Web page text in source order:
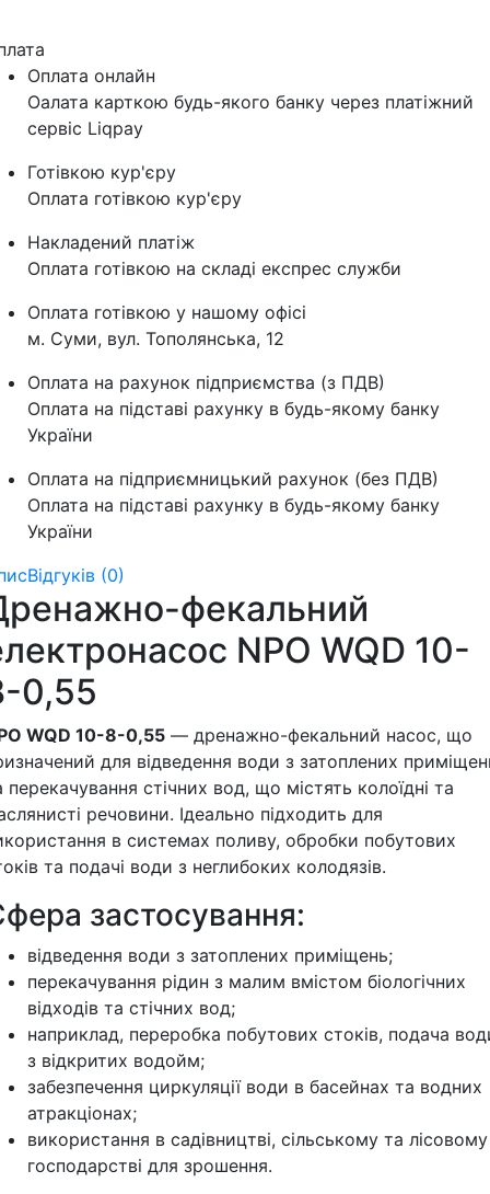
Оплата онлайн
Оалата карткою будь-якого банку через платіжний
сервіс Liqpay
Готівкою кур'єру
Оплата готівкою кур'єру
Накладений платіж
Оплата готівкою на складі експрес служби
Оплата готівкою у нашому офісі
м. Суми, вул. Тополянська, 12
Оплата на рахунок підприємства (з ПДВ)
Оплата на підставі рахунку в будь-якому банку
України
Оплата на підприємницький рахунок (без ПДВ)
Оплата на підставі рахунку в будь-якому банку
України
Відгуків (0)
фекальний
NPO WQD 10-
0,55
WQD 10-8-0,55 — дренажно-фекальний насос, що
для відведення води з затоплених
перекачування стічних вод, що містять колоїдні та
речовини. Ідеально підходить для
в системах поливу, обробки побутових
та подачі води з неглибоких колодязів.
застосування:
відведення води з затоплених приміщень;
перекачування рідин з малим вмістом біологічних
відходів та стічних вод;
наприклад, переробка побутових стоків, подача
з відкритих водойм;
забезпечення циркуляції води в басейнах та водних
атракціонах;
використання в садівництві, сільському та лісовому
господарстві для зрошення.